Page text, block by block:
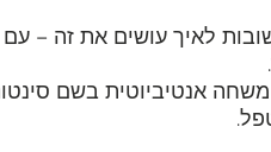
לאיך עושים את זה – עם